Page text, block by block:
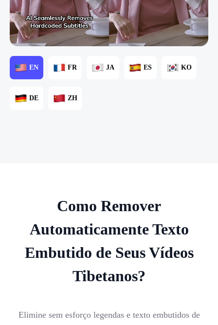
EN FR JA ES KO
DE ZH
Como Remover
Automaticamente Texto
Embutido de Seus Vídeos
Tibetanos?
Elimine sem esforço legendas e texto embutidos de